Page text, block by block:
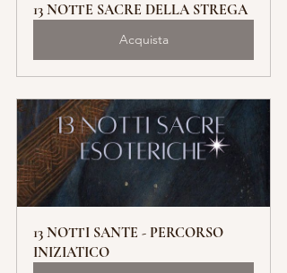
13 NOTTE SACRE DELLA STREGA
Acquista
13 NOTTI SANTE - PERCORSO
INIZIATICO